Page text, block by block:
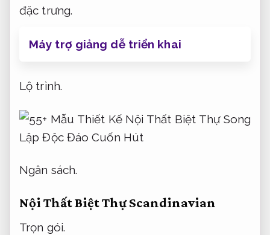
đặc trưng.
Máy trợ giảng dễ triển khai
Lộ trình.
Ngân sách.
Nội Thất Biệt Thự Scandinavian
Trọn gói.